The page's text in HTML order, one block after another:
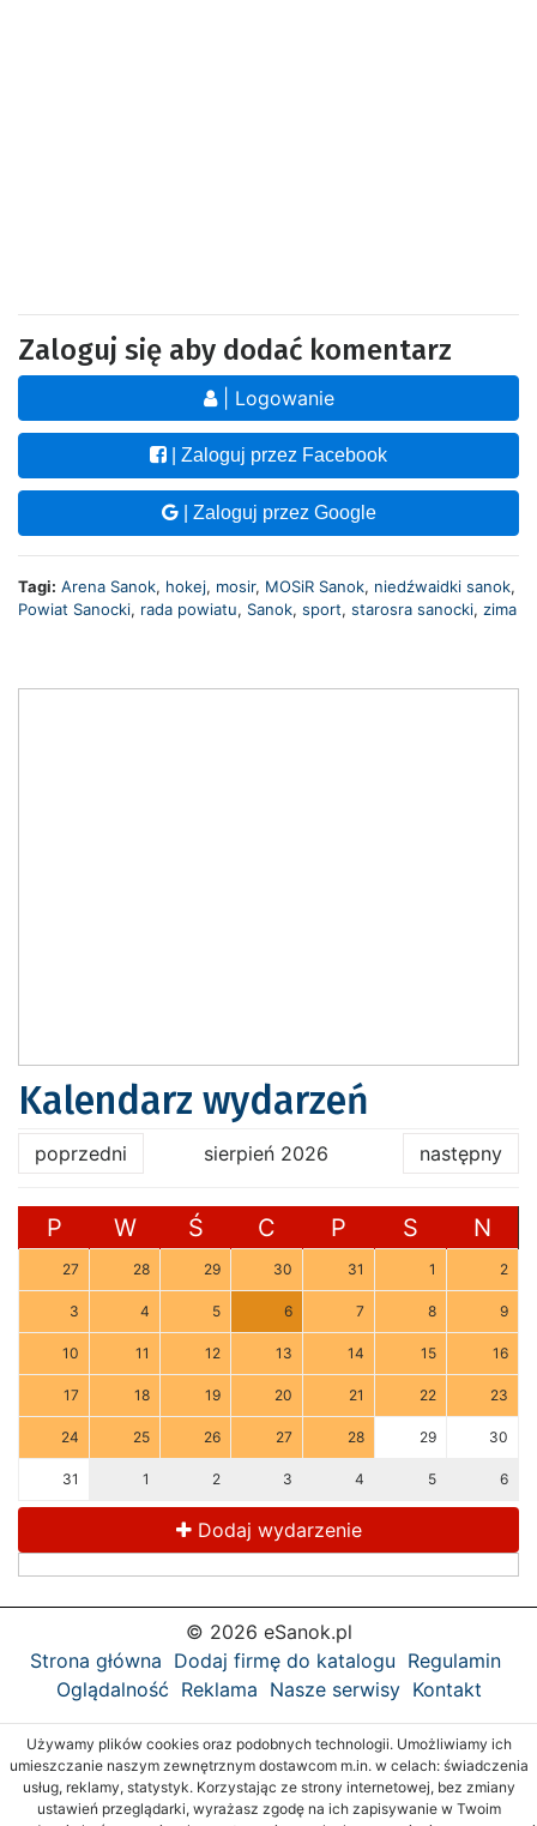
Zaloguj się aby dodać komentarz
| Logowanie
| Zaloguj przez Facebook
| Zaloguj przez Google
Tagi: Arena Sanok, hokej, mosir, MOSiR Sanok, niedźwaidki sanok,
Powiat Sanocki, rada powiatu, Sanok, sport, starosra sanocki, zima
Kalendarz wydarzeń
poprzedni sierpień 2026 następny
P W Ś C P S N
27 28 29 30 31 1 2
3 4 5 6 7 8 9
10 11 12 13 14 15 16
17 18 19 20 21 22 23
24 25 26 27 28 29 30
31 1 2 3 4 5 6
Dodaj wydarzenie
© 2026 eSanok.pl
Strona główna Dodaj firmę do katalogu Regulamin
Oglądalność Reklama Nasze serwisy Kontakt
Używamy plików cookies oraz podobnych technologii. Umożliwiamy ich
umieszczanie naszym zewnętrznym dostawcom m.in. w celach: świadczenia
usług, reklamy, statystyk. Korzystając ze strony internetowej, bez zmiany
ustawień przeglądarki, wyrażasz zgodę na ich zapisywanie w Twoim